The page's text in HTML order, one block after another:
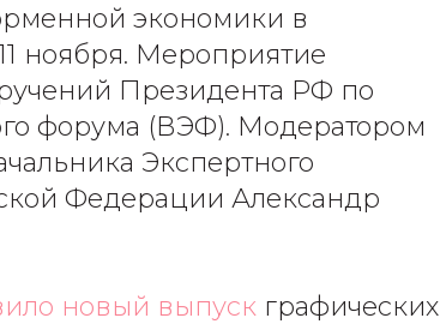
экономики в
ноября. Мероприятие
Президента РФ по
форума (ВЭФ). Модератором
Экспертного
Федерации Александр
новый выпуск графических